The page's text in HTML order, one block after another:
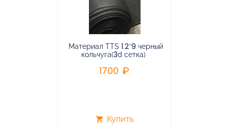
Материал TTS 1.2*9 черный
кольчуга(3d сетка)
1700
shopping_cart Купить